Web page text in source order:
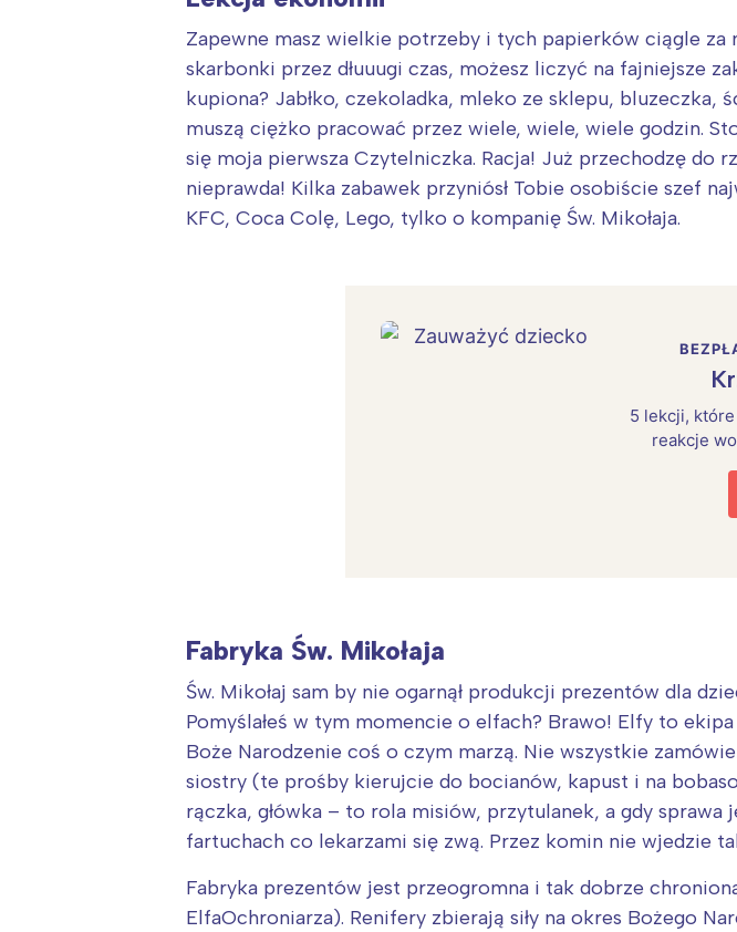
Zapewne masz wielkie potrzeby i tych papierków ciągle za
skarbonki przez dłuuugi czas, możesz liczyć na fajniejsze
kupiona? Jabłko, czekoladka, mleko ze sklepu, bluzeczka,
muszą ciężko pracować przez wiele, wiele, wiele godzin.
się moja pierwsza Czytelniczka. Racja! Już przechodzę do
nieprawda! Kilka zabawek przyniósł Tobie osobiście szef
KFC, Coca Colę, Lego, tylko o kompanię Św. Mikołaja.
5 lekcji,
reakcje
Fabryka Św. Mikołaja
Św. Mikołaj sam by nie ogarnął produkcji prezentów dla
Pomyślałeś w tym momencie o elfach? Brawo! Elfy to
Boże Narodzenie coś o czym marzą. Nie wszystkie
siostry (te prośby kierujcie do bocianów, kapust i na
rączka, główka – to rola misiów, przytulanek, a gdy
fartuchach co lekarzami się zwą. Przez komin nie wjedzie
Fabryka prezentów jest przeogromna i tak dobrze
ElfaOchroniarza). Renifery zbierają siły na okres Bożego
Interesują mnie
Warszawa